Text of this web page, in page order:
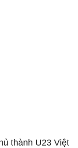
thành U23 Việt